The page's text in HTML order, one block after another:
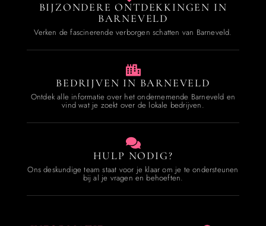
BIJZONDERE ONTDEKKINGEN IN
BARNEVELD
Verken de fascinerende verborgen schatten van Barneveld.
BEDRIJVEN IN BARNEVELD
Ontdek alle informatie over het ondernemende Barneveld en
vind wat je zoekt over de lokale bedrijven.
HULP NODIG?
Ons deskundige team staat voor je klaar om je te ondersteunen
bij al je vragen en behoeften.